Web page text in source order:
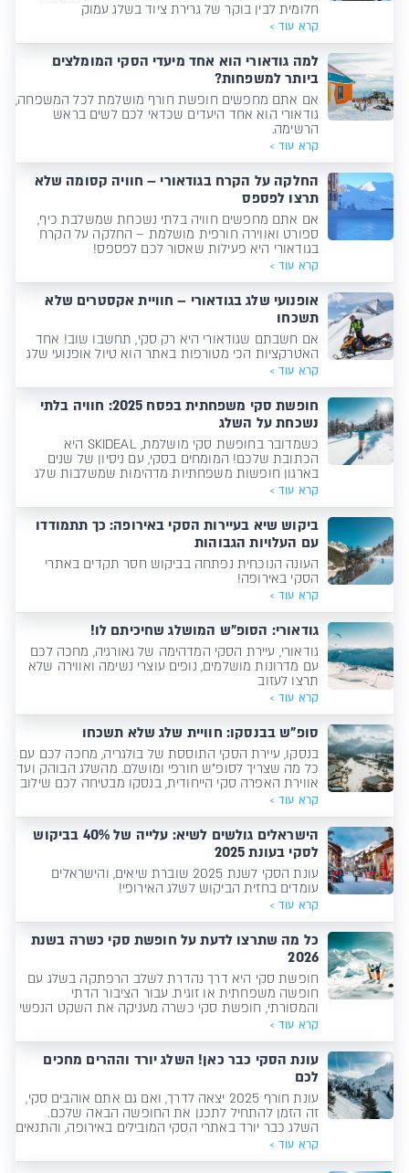
חלומית לבין בוקר של גרירת ציוד בשלג עמוק
קרא עוד >
למה גודאורי הוא אחד מיעדי הסקי המומלצים
ביותר למשפחות?
אם אתם מחפשים חופשת חורף מושלמת לכל המשפחה,
גודאורי הוא אחד היעדים שכדאי לכם לשים בראש
הרשימה.
קרא עוד >
החלקה על הקרח בגודאורי – חוויה קסומה שלא
תרצו לפספס
אם אתם מחפשים חוויה בלתי נשכחת שמשלבת כיף,
ספורט ואווירה חורפית מושלמת – החלקה על הקרח
בגודאורי היא פעילות שאסור לכם לפספס!
קרא עוד >
אופנועי שלג בגודאורי – חוויית אקסטרים שלא
תשכחו
אם חשבתם שגודאורי היא רק סקי, תחשבו שוב! אחד
האטרקציות הכי מטורפות באתר הוא טיול אופנועי שלג
קרא עוד >
חופשת סקי משפחתית בפסח 2025: חוויה בלתי
נשכחת על השלג
כשמדובר בחופשת סקי מושלמת, SKIDEAL היא
הכתובת שלכם! המומחים בסקי, עם ניסיון של שנים
בארגון חופשות משפחתיות מדהימות שמשלבות שלג
איכותי, פעילויות בלתי נשכחות ואווירה חמה ומזמינה
קרא עוד >
ביקוש שיא בעיירות הסקי באירופה: כך תתמודדו
עם העלויות הגבוהות
העונה הנוכחית נפתחה בביקוש חסר תקדים באתרי
הסקי באירופה!
קרא עוד >
גודאורי: הסופ"ש המושלג שחיכיתם לו!
גודאורי, עיירת הסקי המדהימה של גאורגיה, מחכה לכם
עם מדרונות מושלמים, נופים עוצרי נשימה ואווירה שלא
תרצו לעזוב
קרא עוד >
סופ"ש בבנסקו: חוויית שלג שלא תשכחו
בנסקו, עיירת הסקי התוססת של בולגריה, מחכה לכם עם
כל מה שצריך לסופ"ש חורפי ומושלם. מהשלג הבוהק ועד
אווירת האפרה סקי הייחודית, בנסקו מבטיחה לכם שילוב
מושלם של אקשן ורוגע, קרוב לבית ובמחיר נוח לכל כיס.
קרא עוד >
הישראלים גולשים לשיא: עלייה של 40% בביקוש
לסקי בעונת 2025
עונת הסקי לשנת 2025 שוברת שיאים, והישראלים
עומדים בחזית הביקוש לשלג האירופי!
קרא עוד >
כל מה שתרצו לדעת על חופשת סקי כשרה בשנת
2026
חופשת סקי היא דרך נהדרת לשלב הרפתקה בשלג עם
חופשה משפחתית או זוגית. עבור הציבור הדתי
והמסורתי, חופשת סקי כשרה מעניקה את השקט הנפשי
לשמור על אורח החיים הדתי גם באתרי הסקי המובילים
בעולם.
קרא עוד >
עונת הסקי כבר כאן! השלג יורד וההרים מחכים
לכם
עונת חורף 2025 יצאה לדרך, ואם גם אתם אוהבים סקי,
זה הזמן להתחיל לתכנן את החופשה הבאה שלכם.
השלג כבר יורד באתרי הסקי המובילים באירופה, והתנאים
המושלמים מחכים רק לכם.
קרא עוד >